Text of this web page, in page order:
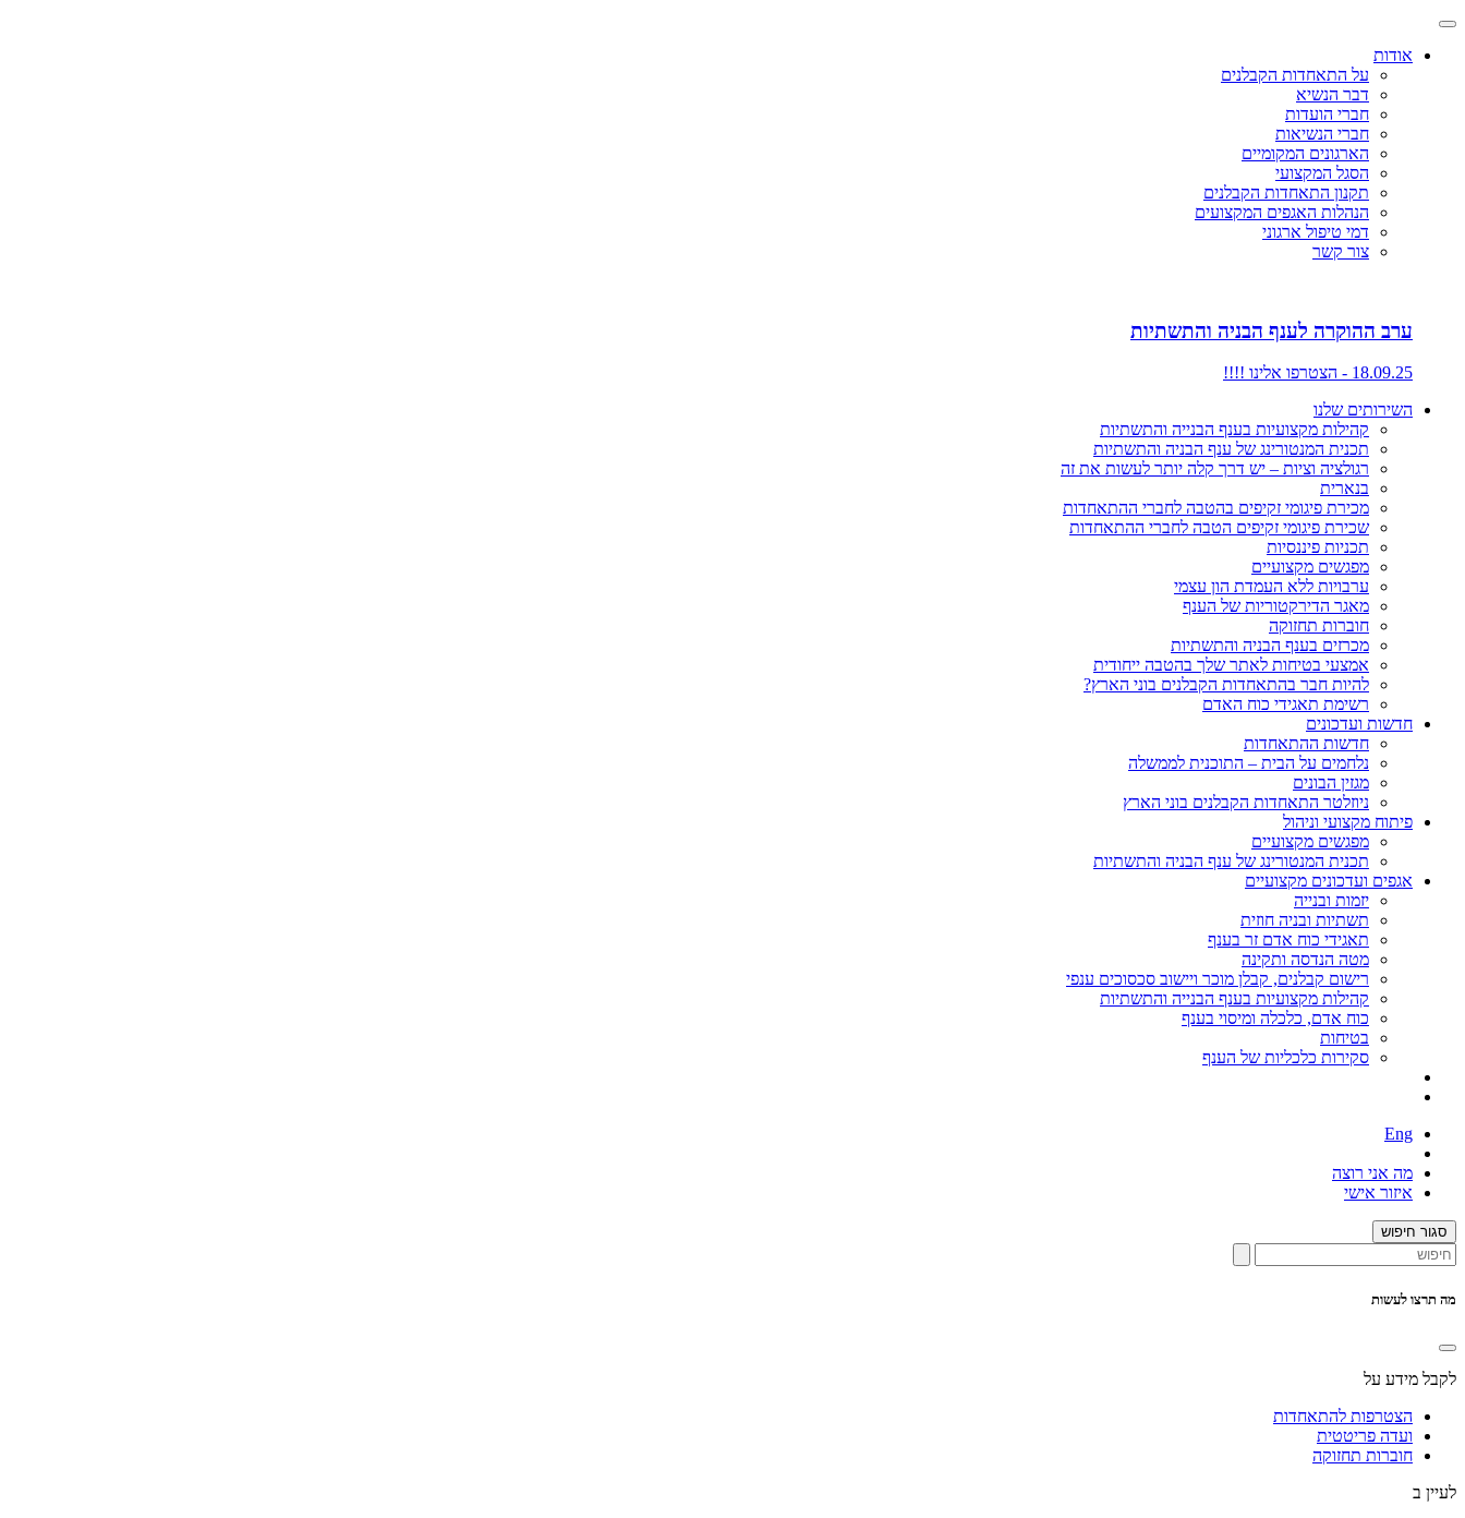
אודות
על התאחדות הקבלנים
דבר הנשיא
חברי הועדות
חברי הנשיאות
הארגונים המקומיים
הסגל המקצועי
תקנון התאחדות הקבלנים
הנהלות האגפים המקצועים
דמי טיפול ארגוני
צור קשר
ערב ההוקרה לענף הבניה והתשתיות
18.09.25 - הצטרפו אלינו !!!!
השירותים שלנו
קהילות מקצועיות בענף הבנייה והתשתיות
תכנית המנטורינג של ענף הבניה והתשתיות
רגולציה וציות – יש דרך קלה יותר לעשות את זה
בנארית
מכירת פיגומי זקיפים בהטבה לחברי ההתאחדות
שכירת פיגומי זקיפים הטבה לחברי ההתאחדות
תכניות פיננסיות
מפגשים מקצועיים
ערבויות ללא העמדת הון עצמי
מאגר הדירקטוריות של הענף
חוברות תחזוקה
מכרזים בענף הבניה והתשתיות
אמצעי בטיחות לאתר שלך בהטבה ייחודית
להיות חבר בהתאחדות הקבלנים בוני הארץ?
רשימת תאגידי כוח האדם
חדשות ועדכונים
חדשות ההתאחדות
נלחמים על הבית – התוכנית לממשלה
מגזין הבונים
ניוזלטר התאחדות הקבלנים בוני הארץ
פיתוח מקצועי וניהול
מפגשים מקצועיים
תכנית המנטורינג של ענף הבניה והתשתיות
אגפים ועדכונים מקצועיים
יזמות ובנייה
תשתיות ובניה חוזית
תאגידי כוח אדם זר בענף
מטה הנדסה ותקינה
רישום קבלנים, קבלן מוכר ויישוב סכסוכים ענפי
קהילות מקצועיות בענף הבנייה והתשתיות
כוח אדם, כלכלה ומיסוי בענף
בטיחות
סקירות כלכליות של הענף
Eng
מה אני רוצה
איזור אישי
סגור חיפוש
מה תרצו לעשות
לקבל מידע על
הצטרפות להתאחדות
ועדה פריטטית
חוברות תחזוקה
לעיין ב